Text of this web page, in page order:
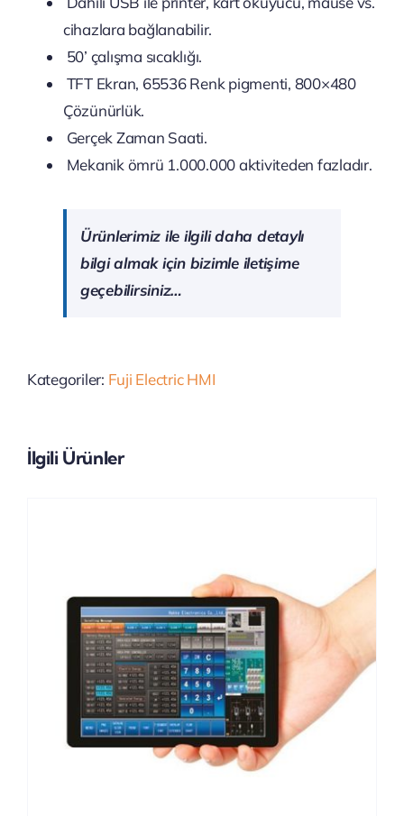
cihazlara bağlanabilir.
50’ çalışma sıcaklığı.
TFT Ekran, 65536 Renk pigmenti, 800×480
Çözünürlük.
Gerçek Zaman Saati.
Mekanik ömrü 1.000.000 aktiviteden fazladır.
Ürünlerimiz ile ilgili daha detaylı
bilgi almak için bizimle iletişime
geçebilirsiniz…
Kategoriler: Fuji Electric HMI
İlgili Ürünler